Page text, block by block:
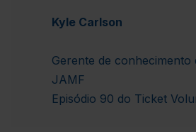
Kyle Carlson
Gerente de conhecimento
JAMF
Episódio 90 do Ticket